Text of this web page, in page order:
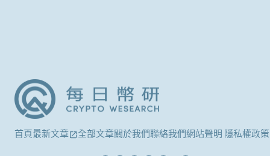
首頁最新文章 全部文章關於我們聯絡我們網站聲明 隱私權政策